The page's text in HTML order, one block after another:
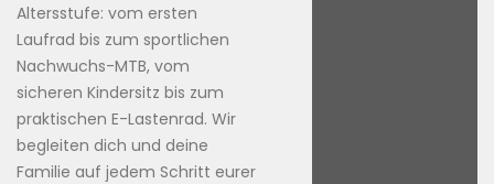
Altersstufe: vom ersten
Laufrad bis zum sportlichen
Nachwuchs-MTB, vom
sicheren Kindersitz bis zum
praktischen E-Lastenrad. Wir
begleiten dich und deine
Familie auf jedem Schritt eurer